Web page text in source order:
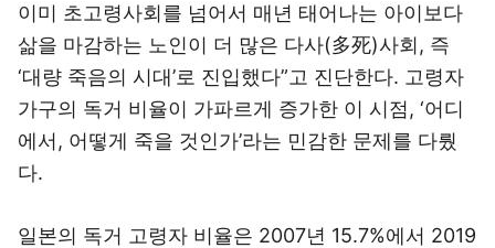
이미 초고령사회를 넘어서 매년 태어나는 아이보다
삶을 마감하는 노인이 더 많은 다사(多死)사회, 즉
‘대량 죽음의 시대’로 진입했다”고 진단한다. 고령자
가구의 독거 비율이 가파르게 증가한 이 시점, ‘어디
에서, 어떻게 죽을 것인가’라는 민감한 문제를 다뤘
다.
일본의 독거 고령자 비율은 2007년 15.7%에서 2019